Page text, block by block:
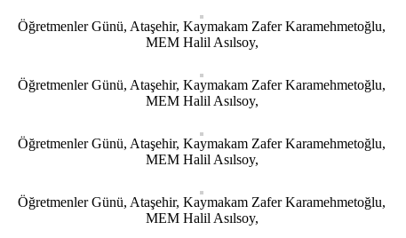
Öğretmenler Günü, Ataşehir, Kaymakam Zafer Karamehmetoğlu,
MEM Halil Asılsoy,
Öğretmenler Günü, Ataşehir, Kaymakam Zafer Karamehmetoğlu,
MEM Halil Asılsoy,
Öğretmenler Günü, Ataşehir, Kaymakam Zafer Karamehmetoğlu,
MEM Halil Asılsoy,
Öğretmenler Günü, Ataşehir, Kaymakam Zafer Karamehmetoğlu,
MEM Halil Asılsoy,